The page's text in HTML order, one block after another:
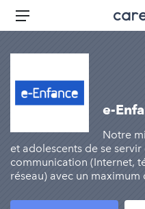
Aller
principal
Le
Menu
e-
Notre
et adolescents de se
communication (Internet,
réseau) avec un maximum